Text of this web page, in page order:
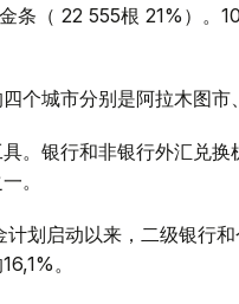
条（ 22 555根 21%）。
个城市分别是阿拉木图市
。银行和非银行外汇兑
。
计划启动以来，二级银行
。